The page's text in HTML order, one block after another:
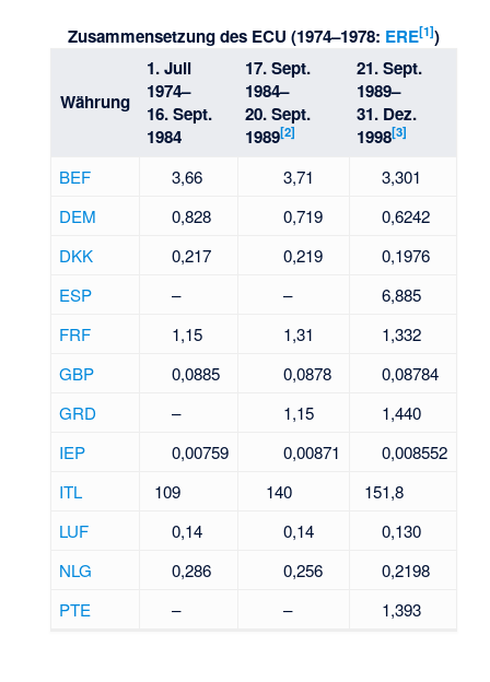
Zusammensetzung des ECU (1974–1978: ERE[1])
Währung
1. Juli
1974–
16. Sept.
1984
17. Sept.
1984–
20. Sept.
1989[2]
21. Sept.
1989–
31. Dez.
1998[3]
BEF 3,66 3,71
3,301
DEM
0,828 0,719
0,6242
DKK
0,217 0,219
0,1976
ESP
– –
6,885
FRF
1,15 1,31
1,332
GBP
0,0885 0,0878
0,08784
GRD
– 1,15
1,440
IEP
0,00759 0,00871
0,008552
ITL
109 140
151,8
LUF
0,14 0,14
0,130
NLG
0,286 0,256
0,2198
PTE
– – 1,393